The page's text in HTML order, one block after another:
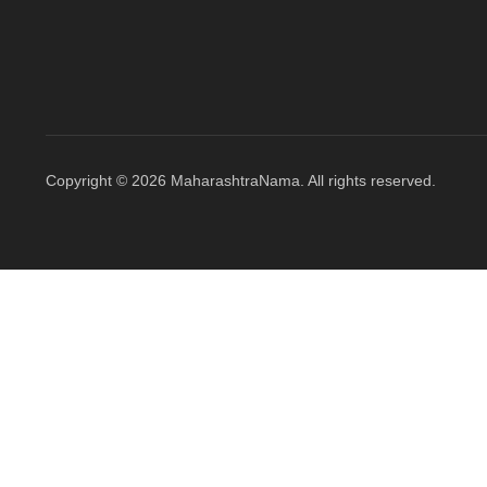
Copyright © 2026 MaharashtraNama. All rights reserved.